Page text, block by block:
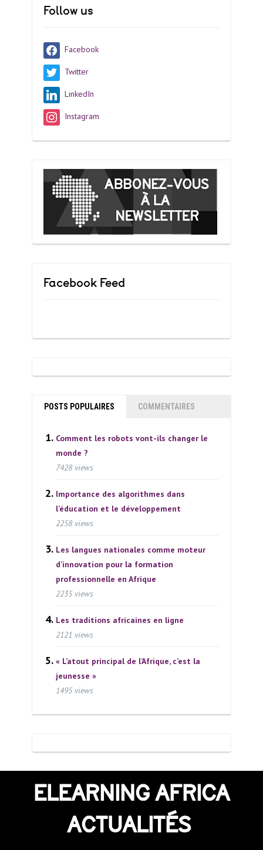
Follow us
Facebook
Twitter
LinkedIn
Instagram
Facebook Feed
POSTS POPULAIRES COMMENTAIRES
Comment les robots vont-ils changer le
monde ?
7428 views
Importance des algorithmes dans
l’éducation et le développement
2258 views
Les langues nationales comme moteur
d’innovation pour la formation
professionnelle en Afrique
2235 views
Les traditions africaines en ligne
2121 views
« L’atout principal de l’Afrique, c’est la
jeunesse »
1495 views
ELEARNING AFRICA
ACTUALITÉS